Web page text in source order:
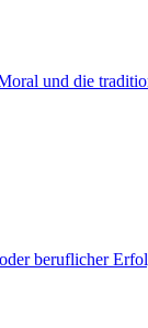
und die
beruflicher